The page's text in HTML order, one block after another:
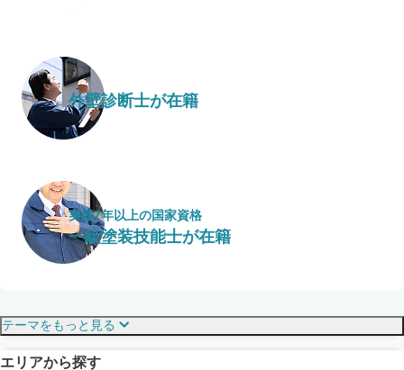
外壁診断士が在籍
実績7年以上の国家資格
一級塗装技能士が在籍
テーマをもっと見る
エリアから探す